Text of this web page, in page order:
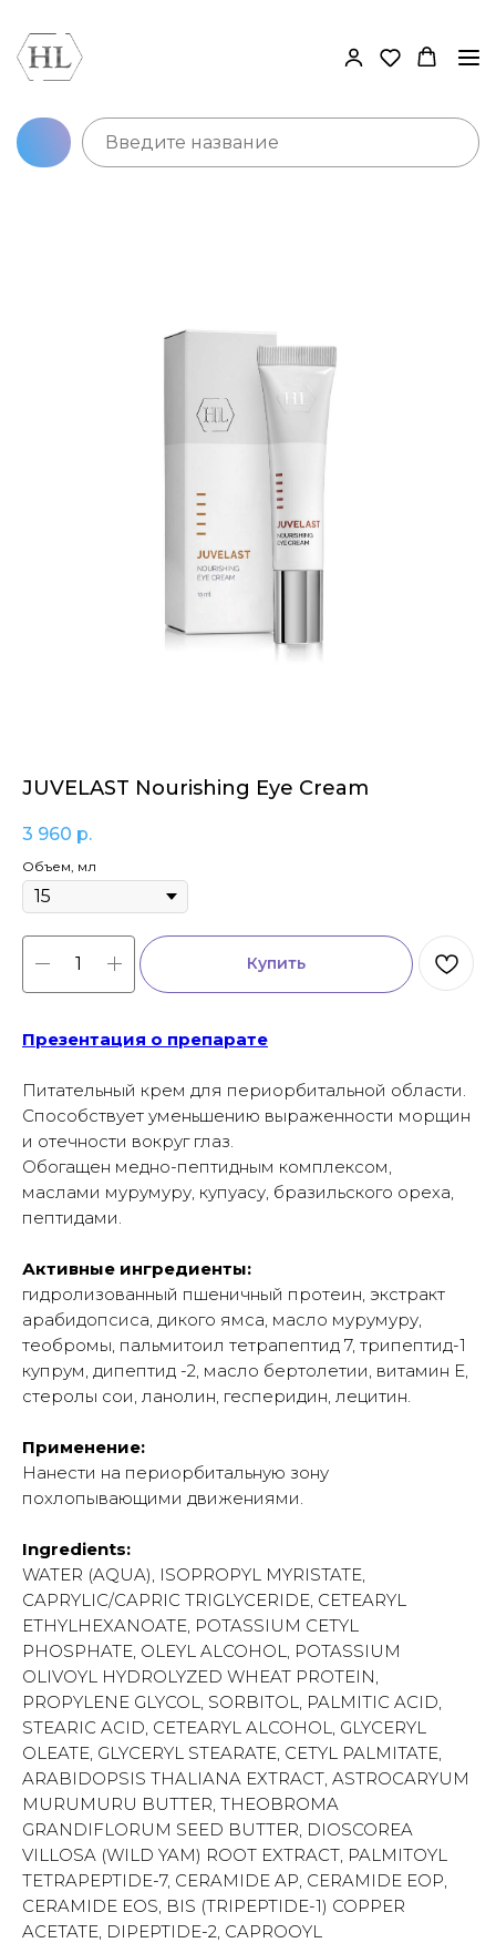
JUVELAST Nourishing Eye Cream
3 960 р.
Объем, мл
Купить
Презентация о препарате
Питательный крем для периорбитальной области.
Способствует уменьшению выраженности морщин
и отечности вокруг глаз.
Обогащен медно-пептидным комплексом,
маслами мурумуру, купуасу, бразильского ореха,
пептидами.
Активные ингредиенты:
гидролизованный пшеничный протеин, экстракт
арабидопсиса, дикого ямса, масло мурумуру,
теобромы, пальмитоил тетрапептид 7, трипептид-1
купрум, дипептид -2, масло бертолетии, витамин Е,
стеролы сои, ланолин, гесперидин, лецитин.
Применение:
Нанести на периорбитальную зону
похлопывающими движениями.
Ingredients:
WATER (AQUA), ISOPROPYL MYRISTATE,
CAPRYLIC/CAPRIC TRIGLYCERIDE, CETEARYL
ETHYLHEXANOATE, POTASSIUM CETYL
PHOSPHATE, OLEYL ALCOHOL, POTASSIUM
OLIVOYL HYDROLYZED WHEAT PROTEIN,
PROPYLENE GLYCOL, SORBITOL, PALMITIC ACID,
STEARIC ACID, CETEARYL ALCOHOL, GLYCERYL
OLEATE, GLYCERYL STEARATE, CETYL PALMITATE,
ARABIDOPSIS THALIANA EXTRACT, ASTROCARYUM
MURUMURU BUTTER, THEOBROMA
GRANDIFLORUM SEED BUTTER, DIOSCOREA
VILLOSA (WILD YAM) ROOT EXTRACT, PALMITOYL
TETRAPEPTIDE-7, CERAMIDE AP, CERAMIDE EOP,
CERAMIDE EOS, BIS (TRIPEPTIDE-1) COPPER
ACETATE, DIPEPTIDE-2, CAPROOYL